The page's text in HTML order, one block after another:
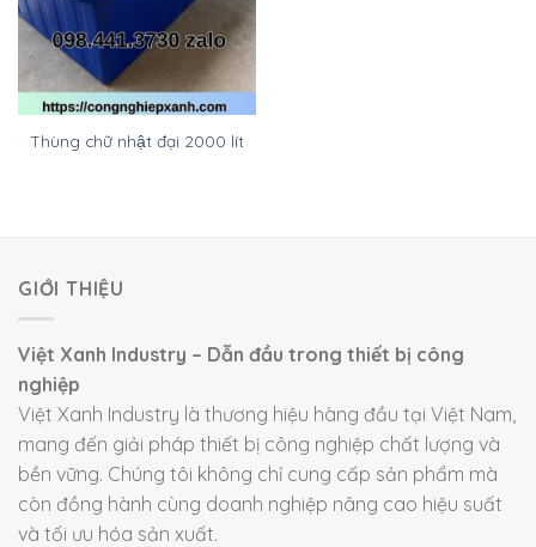
Thùng chữ nhật đại 2000 lít
GIỚI THIỆU
Việt Xanh Industry – Dẫn đầu trong thiết bị công
nghiệp
Việt Xanh Industry là thương hiệu hàng đầu tại Việt Nam,
mang đến giải pháp thiết bị công nghiệp chất lượng và
bền vững. Chúng tôi không chỉ cung cấp sản phẩm mà
còn đồng hành cùng doanh nghiệp nâng cao hiệu suất
và tối ưu hóa sản xuất.